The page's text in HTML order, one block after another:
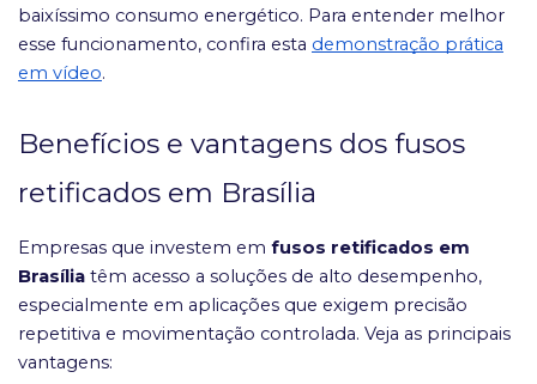
baixíssimo consumo energético. Para entender melhor
esse funcionamento, confira esta demonstração prática
em vídeo.
Benefícios e vantagens dos fusos
retificados em Brasília
Empresas que investem em fusos retificados em
Brasília têm acesso a soluções de alto desempenho,
especialmente em aplicações que exigem precisão
repetitiva e movimentação controlada. Veja as principais
vantagens: